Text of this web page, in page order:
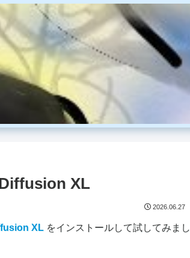
XL
2026.06.27
XLをインストールして試してみまし